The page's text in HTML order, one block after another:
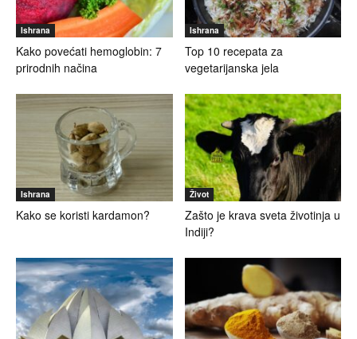
Ishrana
Kako povećati hemoglobin: 7
prirodnih načina
Ishrana
Top 10 recepata za
vegetarijanska jela
Ishrana
Kako se koristi kardamon?
Život
Zašto je krava sveta životinja u
Indiji?